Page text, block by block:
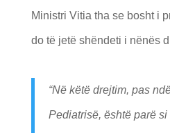
Ministri Vitia tha se bosht i
do të jetë shëndeti i nënës
“Në këtë drejtim, pas
Pediatrisë, është parë